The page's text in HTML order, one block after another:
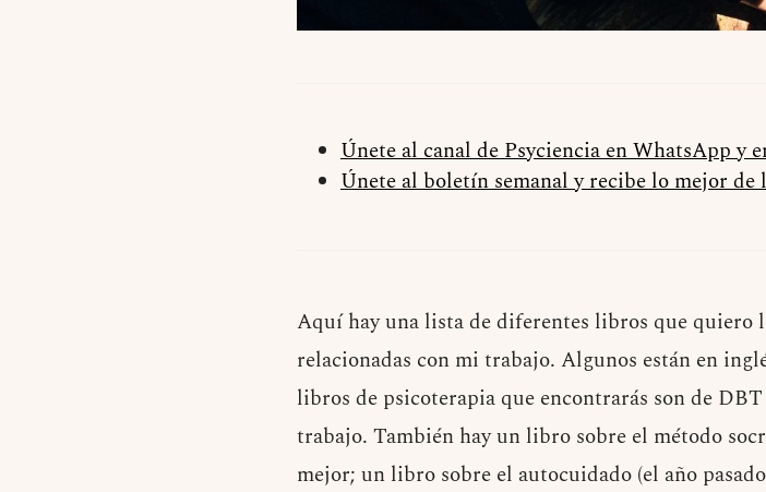
Únete al canal de Psyciencia en WhatsApp
Únete al boletín semanal y recibe lo mejor
Aquí hay una lista de diferentes libros que quiero
relacionadas con mi trabajo. Algunos están en
libros de psicoterapia que encontrarás son de
trabajo. También hay un libro sobre el método
mejor; un libro sobre el autocuidado (el año